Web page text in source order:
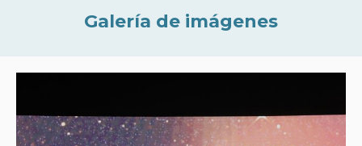
Galería de imágenes